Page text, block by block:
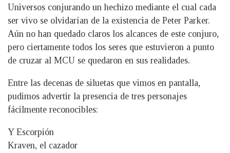
Universos conjurando un hechizo mediante el cual cada
ser vivo se olvidarían de la existencia de Peter Parker.
Aún no han quedado claros los alcances de este conjuro,
pero ciertamente todos los seres que estuvieron a punto
de cruzar al MCU se quedaron en sus realidades.
Entre las decenas de siluetas que vimos en pantalla,
pudimos advertir la presencia de tres personajes
fácilmente reconocibles:
Y Escorpión
Kraven, el cazador